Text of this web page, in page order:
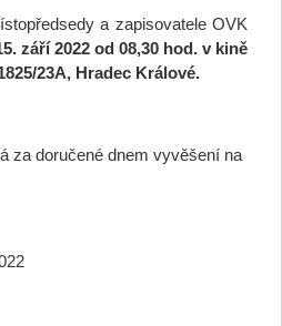
a zapisovatele OVK
září 2022 od 08,30 hod. v kině
23A, Hradec Králové.
za doručené dnem vyvěšení na